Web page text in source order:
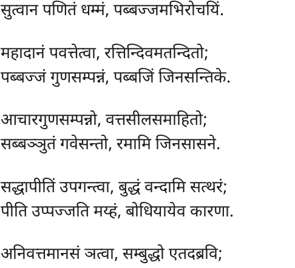
सुत्वान पणितं धम्मं, पब्बज्जमभिरोचयिं.
महादानं पवत्तेत्वा, रत्तिन्दिवमतन्दितो;
पब्बज्जं गुणसम्पन्नं, पब्बजिं जिनसन्तिके.
आचारगुणसम्पन्नो, वत्तसीलसमाहितो;
सब्बञ्ञुतं गवेसन्तो, रमामि जिनसासने.
सद्धापीतिं उपगन्त्वा, बुद्धं वन्दामि सत्थरं;
पीति उप्पज्जति मय्हं, बोधियायेव कारणा.
अनिवत्तमानसंञत्वा, सम्बुद्धो एतदब्रवि;